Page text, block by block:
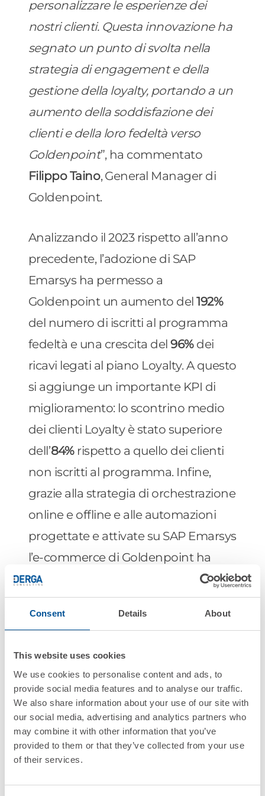
Consent Details About
This website uses cookies
We use cookies to personalise content and ads, to
provide social media features and to analyse our traffic.
We also share information about your use of our site with
our social media, advertising and analytics partners who
may combine it with other information that you’ve
provided to them or that they’ve collected from your use
of their services.
personalizzare le esperienze dei
nostri clienti. Questa innovazione ha
segnato un punto di svolta nella
strategia di engagement e della
gestione della loyalty, portando a un
aumento della soddisfazione dei
clienti e della loro fedeltà verso
Goldenpoint”, ha commentato
Filippo Taino, General Manager di
Goldenpoint.
Analizzando il 2023 rispetto all’anno
precedente, l’adozione di SAP
Emarsys ha permesso a
Goldenpoint un aumento del192%
del numero di iscritti al programma
fedeltà e una crescita del96%dei
ricavi legati al piano Loyalty. A questo
si aggiunge un importante KPI di
miglioramento: lo scontrino medio
dei clienti Loyalty è stato superiore
dell’84% rispetto a quello dei clienti
non iscritti al programma. Infine,
grazie alla strategia di orchestrazione
online e offline e alle automazioni
progettate e attivate su SAP Emarsys
l’e-commerce di Goldenpoint ha
ottenuto un incremento dei ricavi
del16%anno su anno.
per Goldenpoint rappresenta un
esempio importante di come la
tecnologia possa sostenere ed
espandere il rapporto tra un brand e
i suoi clienti. Il successo di questo
una strategia digitale solida e data-